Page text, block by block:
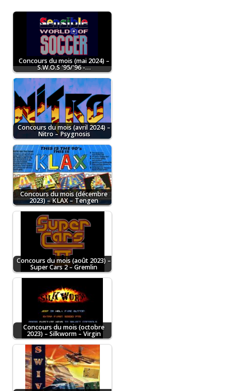
Concours du mois (mai 2024) –
S.W.O.S '95/'96 -…
Concours du mois (avril 2024) –
Nitro – Psygnosis
Concours du mois (décembre
2023) – KLAX – Tengen
Concours du mois (août 2023) –
Super Cars 2 – Gremlin
Concours du mois (octobre
2023) – Silkworm – Virgin